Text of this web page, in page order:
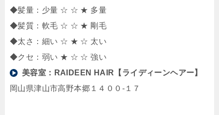
◆髪量：少量 ☆ ☆ ★ 多量
◆髪質：軟毛 ☆ ☆ ★ 剛毛
◆太さ：細い ☆ ★ ☆ 太い
◆クセ：弱い ★ ☆ ☆ 強い
美容室： RAIDEEN HAIR【ライディーンヘアー】
岡山県津山市高野本郷１４００‐１７